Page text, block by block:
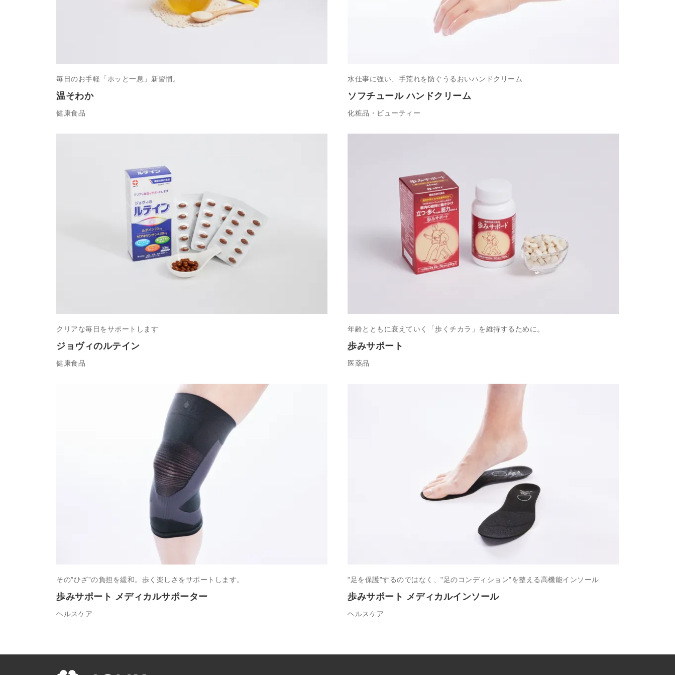
温そわか
毎日のお手軽「ホッと一息」新習慣。
健康食品
ソフチュール ハンドクリーム
水仕事に強い、手荒れを防ぐうるおいハンドクリーム
化粧品・ビューティー
ジョヴィのルテイン
クリアな毎日をサポートします
健康食品
歩みサポート
年齢とともに衰えていく「歩くチカラ」を維持するために。
医薬品
歩みサポート メディカルサポーター
その”ひざ”の負担を緩和。歩く楽しさをサポートします。
ヘルスケア
歩みサポート メディカルインソール
"足を保護"するのではなく、"足のコンディション"を整える高機能インソール
ヘルスケア